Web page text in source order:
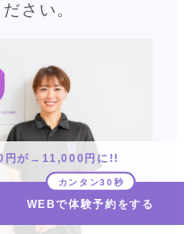
さい。
円が→11,000円に!!
WEBで体験予約をする